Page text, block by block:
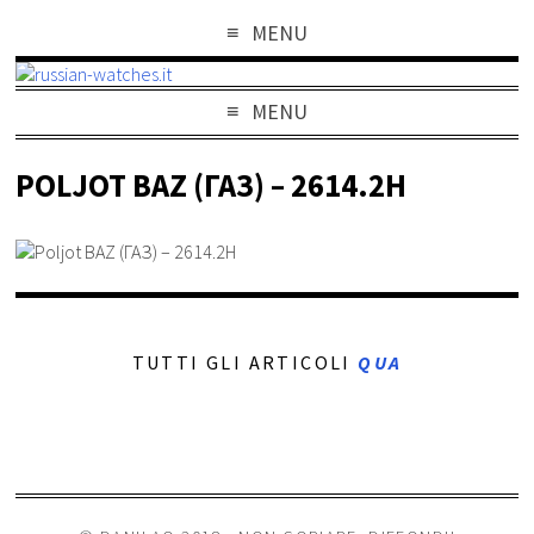
MENU
MENU
POLJOT BAZ (ГАЗ) – 2614.2H
TUTTI GLI ARTICOLI QUA